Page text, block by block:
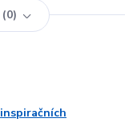
0
inspiračních